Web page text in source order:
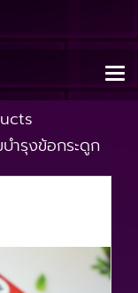
ำรุงข้อกระดูก